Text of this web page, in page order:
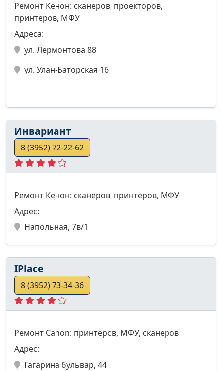
Ремонт Кенон: сканеров, проекторов,
принтеров, МФУ
Адреса:
ул. Лермонтова 88
ул. Улан-Баторская 16
Инвариант
8 (3952) 72-22-62
Ремонт Кенон: сканеров, принтеров, МФУ
Адрес:
Напольная, 7в/1
IPlace
8 (3952) 73-34-36
Ремонт Canon: принтеров, МФУ, сканеров
Адрес:
Гагарина бульвар, 44